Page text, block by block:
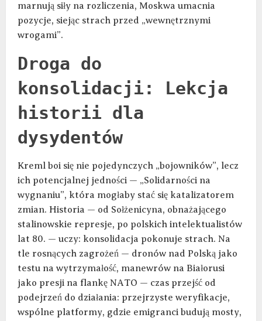
marnują siły na rozliczenia, Moskwa umacnia
pozycje, siejąc strach przed „wewnętrznymi
wrogami”.
Droga do
konsolidacji: Lekcja
historii dla
dysydentów
Kreml boi się nie pojedynczych „bojowników”, lecz
ich potencjalnej jedności — „Solidarności na
wygnaniu”, która mogłaby stać się katalizatorem
zmian. Historia — od Sołżenicyna, obnażającego
stalinowskie represje, po polskich intelektualistów
lat 80. — uczy: konsolidacja pokonuje strach. Na
tle rosnących zagrożeń — dronów nad Polską jako
testu na wytrzymałość, manewrów na Białorusi
jako presji na flankę NATO — czas przejść od
podejrzeń do działania: przejrzyste weryfikacje,
wspólne platformy, gdzie emigranci budują mosty,